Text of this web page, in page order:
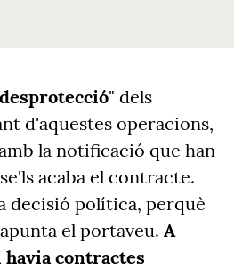
desprotecció" dels
d'aquestes operacions,
la notificació que han
acaba el contracte.
decisió política, perquè
el portaveu. A
contractes